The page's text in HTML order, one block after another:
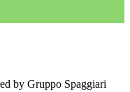
by Gruppo Spaggiari